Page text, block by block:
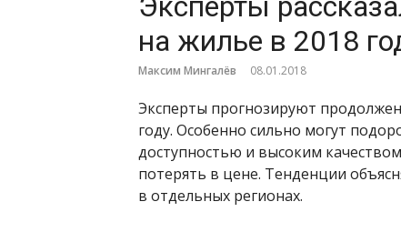
на жилье в 2018
Максим Мингалёв 08.01.2018
Эксперты прогнозируют
году. Особенно сильно могут
доступностью и высоким
потерять в цене. Тенденции
в отдельных регионах.